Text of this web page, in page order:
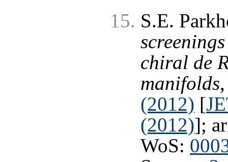
S.E.
chiral de
manifolds
(2012) [
(2012)];
WoS: